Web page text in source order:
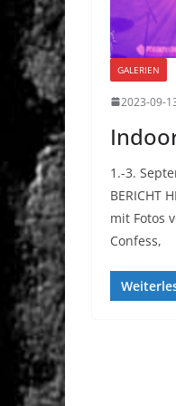
GALERIEN
2023-09-
1.-3.
BERICHT
mit Fotos
Confess,